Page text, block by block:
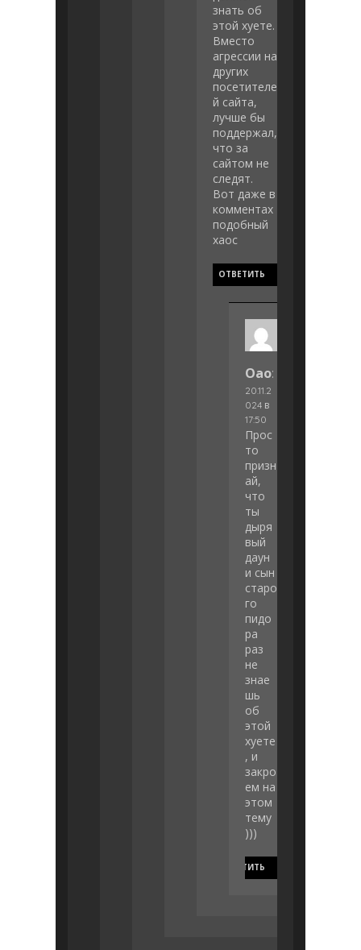
знать об
этой хуете.
Вместо
агрессии на
других
посетителе
й сайта,
лучше бы
поддержал,
что за
сайтом не
следят.
Вот даже в
комментах
подобный
хаос
ОТВЕТИТЬ
Оао:
20.11.2
024 в
17:50
Прос
то
призн
ай,
что
ты
дыря
вый
даун
и сын
старо
го
пидo
pa
раз
не
знае
шь
об
этой
xyeте
, и
закро
ем на
этом
тему
)))
ОТВЕТИТЬ